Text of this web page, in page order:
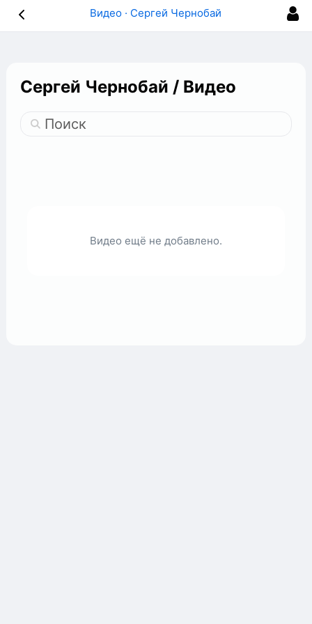
Видео · Сергей Чернобай
Сергей Чернобай / Видео
Поиск
Видео ещё не добавлено.